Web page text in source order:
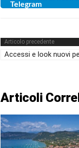
Articolo precedente
Accessi e look nuovi
Articoli